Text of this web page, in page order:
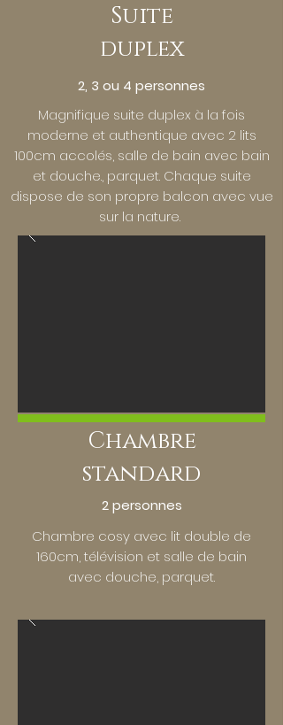
Suite
duplex
2, 3 ou 4 personnes
Magnifique suite duplex à la fois
moderne et authentique avec 2 lits
100cm accolés, salle de bain avec bain
et douche., parquet. Chaque suite
dispose de son propre balcon avec vue
sur la nature.
Chambre
standard
2 personnes
Chambre cosy avec lit double de
160cm, télévision et salle de bain
avec douche, parquet.